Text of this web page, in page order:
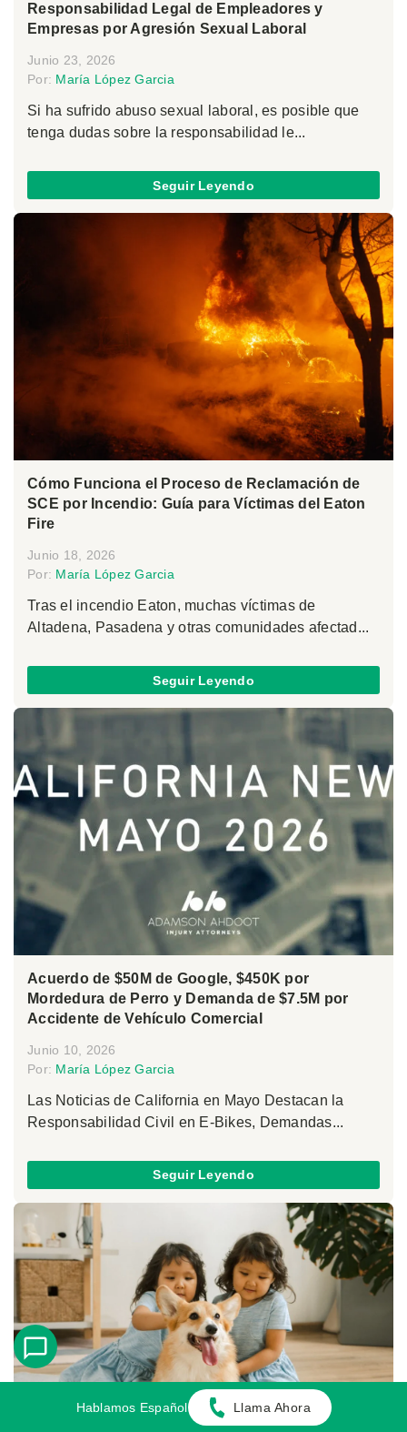
Responsabilidad Legal de Empleadores y
Empresas por Agresión Sexual Laboral
Junio 23, 2026
Por: María López Garcia
Si ha sufrido abuso sexual laboral, es posible que
tenga dudas sobre la responsabilidad le...
Seguir Leyendo
Cómo Funciona el Proceso de Reclamación de
SCE por Incendio: Guía para Víctimas del Eaton
Fire
Junio 18, 2026
Por: María López Garcia
Tras el incendio Eaton, muchas víctimas de
Altadena, Pasadena y otras comunidades afectad...
Seguir Leyendo
Acuerdo de $50M de Google, $450K por
Mordedura de Perro y Demanda de $7.5M por
Accidente de Vehículo Comercial
Junio 10, 2026
Por: María López Garcia
Las Noticias de California en Mayo Destacan la
Responsabilidad Civil en E-Bikes, Demandas...
Seguir Leyendo
Hablamos Español Llama Ahora